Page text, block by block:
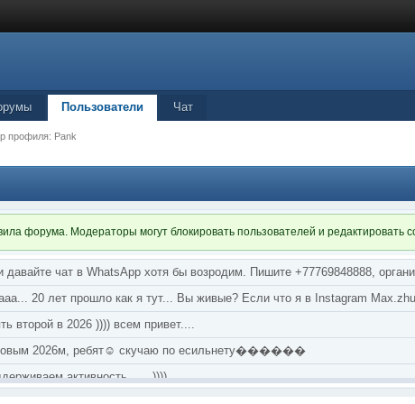
Пользователи Чат
профиля: Pank
форума. Модераторы могут блокировать пользователей и редактировать
давайте чат в WhatsApp хотя бы возродим. Пишите +77769848888,
20 лет прошло как я тут... Вы живые? Если что я в Instagram
второй в 2026 )))) всем привет....
2026м, ребят☺️ скучаю по есильнету������
активность ..... ))))